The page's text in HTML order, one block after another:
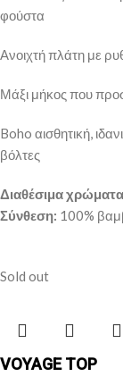
φούστα
Ανοιχτή πλάτη με
Μάξι μήκος που
Boho αισθητική,
βόλτες
Διαθέσιμα
Σύνθεση: 100%
Sold out
VOYAGE TOP